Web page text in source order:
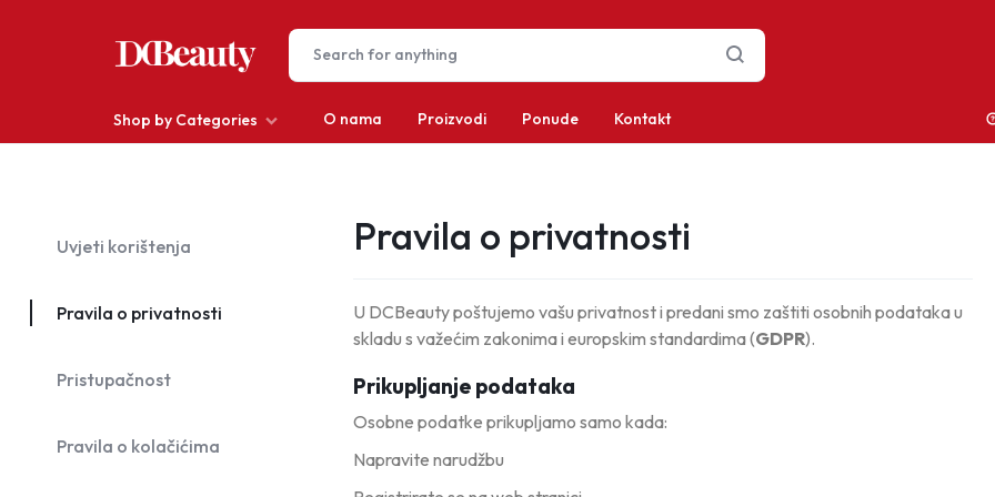
DCBEAUTY
Shop by Categories
Kosa
Oprema za salone
O nama Proizvodi Ponude Kontakt
Uvjeti korištenja
Pravila o privatnosti
Pristupačnost
Pravila o kolačićima
Pravila o privatnosti
U DCBeauty poštujemo vašu privatnost i predani smo zaštiti osobnih podataka u
skladu s važećim zakonima i europskim standardima (GDPR).
Prikupljanje podataka
Osobne podatke prikupljamo samo kada:
Napravite narudžbu